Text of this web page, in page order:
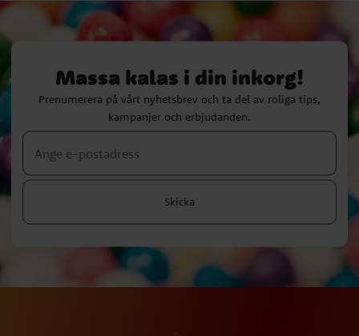
Massa kalas i din inkorg!
Prenumerera på vårt nyhetsbrev och ta del av roliga tips,
kampanjer och erbjudanden.
Skicka